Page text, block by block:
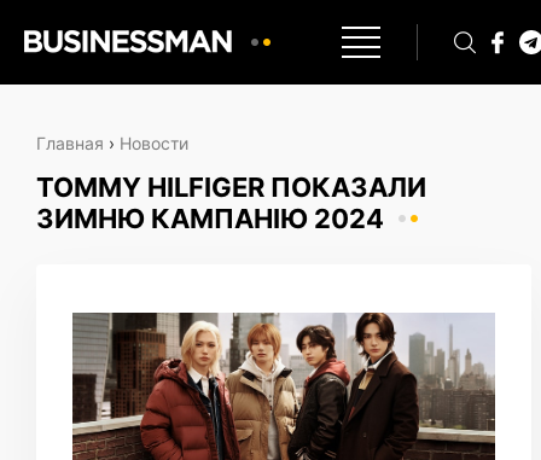
Главная › Новости
TOMMY HILFIGER ПОКАЗАЛИ
ЗИМНЮ КАМПАНІЮ 2024